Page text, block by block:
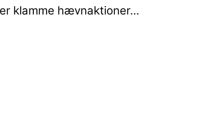
klamme hævnaktioner…